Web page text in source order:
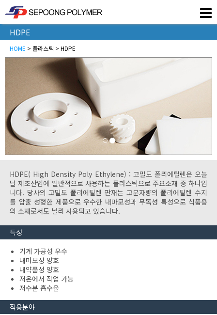
HDPE
HOME > 플라스틱 > HDPE
HDPE( High Density Poly Ethylene) : 고밀도 폴리에틸렌은 오늘
날 제조산업에 일반적으로 사용하는 플라스틱으로 주요소재 중 하나입
니다. 당사의 고밀도 폴리에틸렌 판재는 고분자량의 폴리에틸렌 수지
를 압출 성형한 제품으로 우수한 내마모성과 무독성 특성으로 식품용
의 소재로서도 널리 사용되고 있습니다.
특성
기계 가공성 우수
내마모성 양호
내약품성 양호
저온에서 작업 가능
저수분 흡수율
적용분야